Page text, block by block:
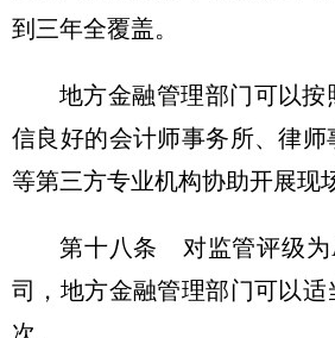
到三年全覆盖。
地方金融管理部门可以按
信良好的会计师事务所、律师
等第三方专业机构协助开展现
第十八条 对监管评级为
司，地方金融管理部门可以适